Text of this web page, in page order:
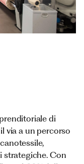
di
via a un percorso
strategiche. Con